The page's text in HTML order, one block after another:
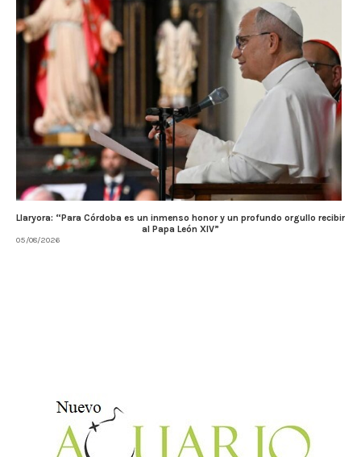
Llaryora: “Para Córdoba es un inmenso honor y un profundo orgullo recibir
al Papa León XIV”
05/08/2026